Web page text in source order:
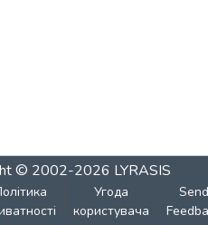
© 2002-2026 LYRASIS
Угода
користувача
Send